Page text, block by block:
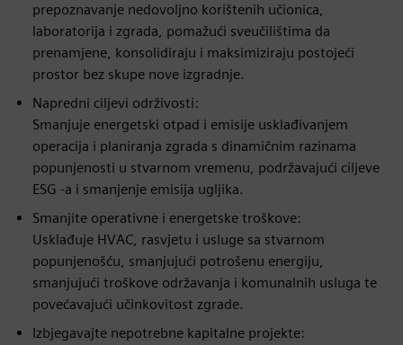
prepoznavanje nedovoljno korištenih učionica,
laboratorija i zgrada, pomažući sveučilištima da
prenamjene, konsolidiraju i maksimiziraju postojeći
prostor bez skupe nove izgradnje.
Napredni ciljevi održivosti:
Smanjuje energetski otpad i emisije usklađivanjem
operacija i planiranja zgrada s dinamičnim razinama
popunjenosti u stvarnom vremenu, podržavajući ciljeve
ESG -a i smanjenje emisija ugljika.
Smanjite operativne i energetske troškove:
Usklađuje HVAC, rasvjetu i usluge sa stvarnom
popunjenošću, smanjujući potrošenu energiju,
smanjujući troškove održavanja i komunalnih usluga te
povećavajući učinkovitost zgrade.
Izbjegavajte nepotrebne kapitalne projekte: